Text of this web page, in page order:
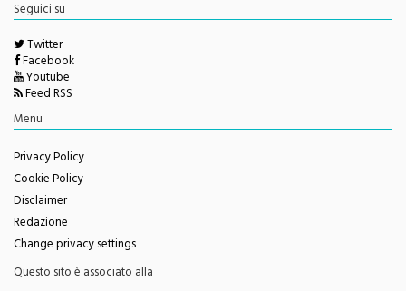
Twitter
Facebook
Youtube
Feed RSS
Menu
Privacy Policy
Cookie Policy
Disclaimer
Redazione
Change privacy settings
Questo sito è associato alla